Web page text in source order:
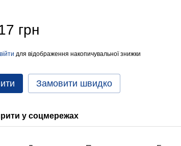
грн
для відображення накопичувальної знижки
Замовити швидко
у соцмережах